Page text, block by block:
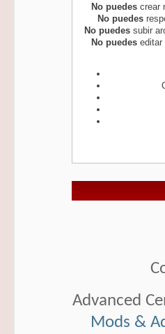
No puedescrear
No puedes
No puedes subir
No puedes editar
Advanced
Mods &